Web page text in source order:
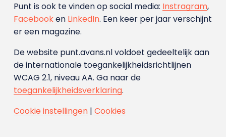
Punt is ook te vinden op social media: Instragram,
Facebooken LinkedIn. Een keer per jaar verschijnt
er een magazine.
De website punt.avans.nl voldoet gedeeltelijk aan
de internationale toegankelijkheidsrichtlijnen
WCAG 2.1, niveau AA. Ga naar de
toegankelijkheidsverklaring.
Cookie instellingen| Cookies